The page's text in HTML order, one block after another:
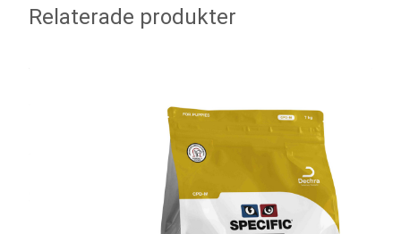
Relaterade produkter